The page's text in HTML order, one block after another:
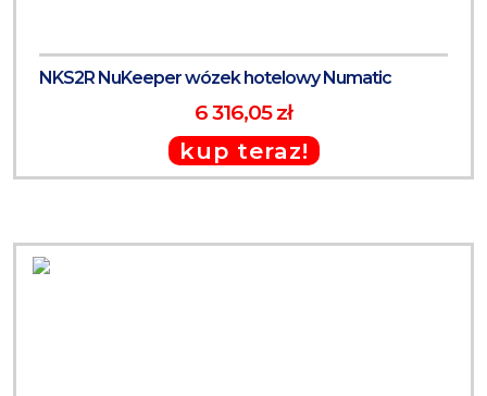
NKS2R NuKeeper wózek hotelowy Numatic
6 316,05 zł
kup teraz!